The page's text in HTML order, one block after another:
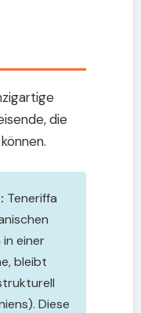
die
Teneriffa
einer
bleibt
Diese